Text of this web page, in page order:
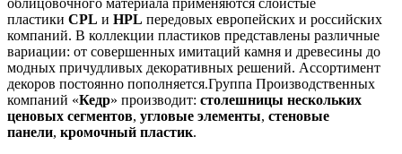
облицовочного материала применяются слоистые
пластики CPL и HPL передовых европейских и российских
компаний. В коллекции пластиков представлены различные
вариации: от совершенных имитаций камня и древесины до
модных причудливых декоративных решений. Ассортимент
декоров постоянно пополняется.Группа Производственных
компаний «Кедр» производит: столешницы нескольких
ценовых сегментов, угловые элементы, стеновые
панели, кромочный пластик.